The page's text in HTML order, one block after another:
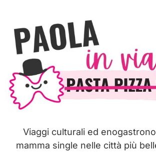
Viaggi culturali ed
mamma single nelle città più